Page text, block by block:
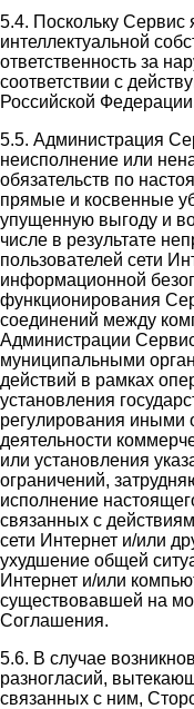
5.4. Поскольку Сервис
интеллектуальной
ответственность за
соответствии с
Российской
5.5. Администрация
неисполнение или
обязательств по
прямые и косвенные
упущенную выгоду и
числе в результате
пользователей сети
информационной
функционирования
соединений между
Администрации
муниципальными
действий в рамках
установления
регулирования иными
деятельности
или установления
ограничений,
исполнение
связанных с
сети Интернет и/или
ухудшение общей
Интернет и/или
существовавшей на
Соглашения.
5.6. В случае
разногласий,
связанных с ним,